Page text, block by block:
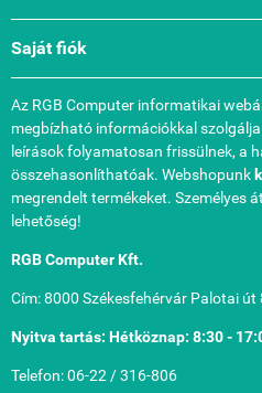
Saját fiók
Az RGB Computer informatikai
megbízható információkkal
leírások folyamatosan frissülnek, a
összehasonlíthatóak. Webshopunk
megrendelt termékeket. Személyes
lehetőség!
RGB Computer Kft.
Cím: 8000 Székesfehérvár Palotai
Nyitva tartás: Hétköznap: 8:30 -
Telefon: 06-22 / 316-806